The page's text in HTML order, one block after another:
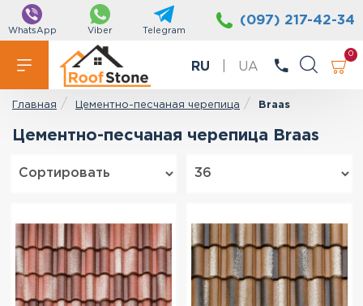
WhatsApp Viber Telegram
(097) 217-42-34
RU UA
0
Главная Цементно-песчаная черепица Braas
Цементно-песчаная черепица Braas